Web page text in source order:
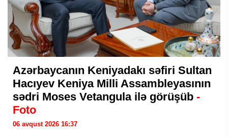
Azərbaycanın Keniyadakı səfiri Sultan
Hacıyev Keniya Milli Assambleyasının
sədri Moses Vetangula ilə görüşüb -
Foto
06 avqust 2026 16:37